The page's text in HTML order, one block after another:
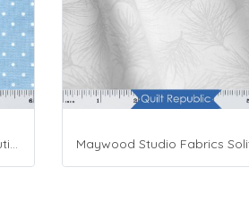
Maywood Studio Fabrics Beautiful Basics Blue